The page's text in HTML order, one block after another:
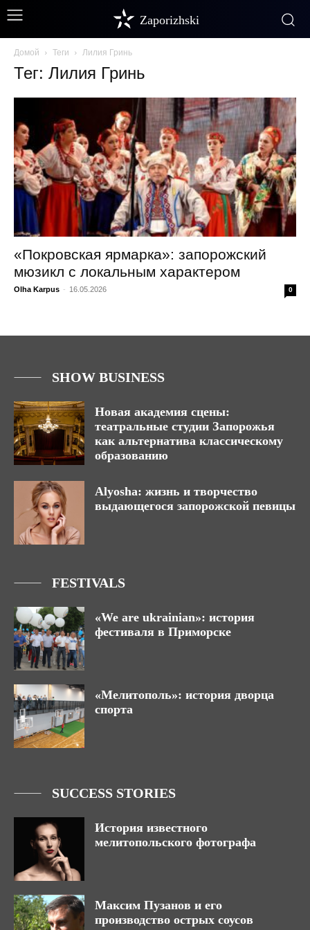
Zaporizhski
Домой Теги Лилия Гринь
Тег: Лилия Гринь
«Покровская ярмарка»: запорожский
мюзикл с локальным характером
Olha Karpus - 16.05.2026 0
SHOW BUSINESS
Новая академия сцены:
театральные студии Запорожья
как альтернатива классическому
образованию
Alyosha: жизнь и творчество
выдающегося запорожской певицы
FESTIVALS
«We are ukrainian»: история
фестиваля в Приморске
«Мелитополь»: история дворца
спорта
SUCCESS STORIES
История известного
мелитопольского фотографа
Максим Пузанов и его
производство острых соусов